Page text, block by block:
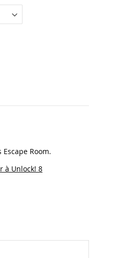
Room.
à Unlock! 8